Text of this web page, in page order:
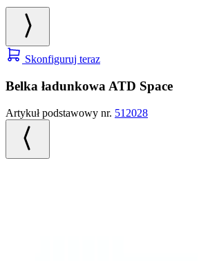
Skonfiguruj teraz
Belka ładunkowa ATD Space
Artykuł podstawowy nr. 512028